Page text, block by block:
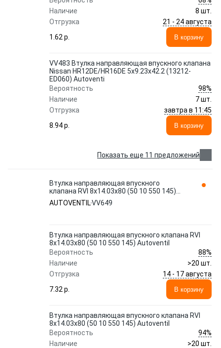
Наличие
8 шт.
Отгрузка
21 - 24 августа
1.62 p.
В корзину
VV483 Втулка направляющая впускного клапана
Nissan HR12DE/HR16DE 5x9.23x42.2 (13212-
ED060) Autoventi
Вероятность
98%
Наличие
7 шт.
Отгрузка
завтра в 11:45
8.94 p.
В корзину
Показать еще 11 предложений
Втулка направляющая впускного
клапана RVI 8x14.03x80 (50 10 550 145)
Autoventil VV649
AUTOVENTILVV649
Втулка направляющая впускного клапана RVI
8x14.03x80 (50 10 550 145) Autoventil
Вероятность
88%
Наличие
>20 шт.
Отгрузка
14 - 17 августа
7.32 p.
В корзину
Втулка направляющая впускного клапана RVI
8x14.03x80 (50 10 550 145) Autoventil
Вероятность
94%
Наличие
>20 шт.